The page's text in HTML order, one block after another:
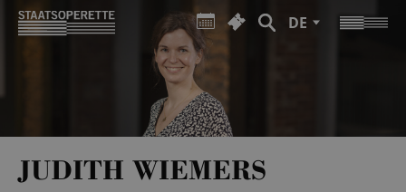
DE
JUDITH WIEMERS